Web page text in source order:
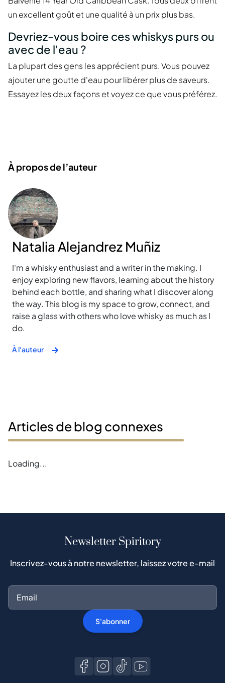
un excellent goût et une qualité à un prix plus bas.
Devriez-vous boire ces whiskys purs ou
avec de l'eau ?
La plupart des gens les apprécient purs. Vous pouvez
ajouter une goutte d'eau pour libérer plus de saveurs.
Essayez les deux façons et voyez ce que vous préférez.
À propos de l’auteur
Natalia Alejandrez Muñiz
I'm a whisky enthusiast and a writer in the making. I
enjoy exploring new flavors, learning about the history
behind each bottle, and sharing what I discover along
the way. This blog is my space to grow, connect, and
raise a glass with others who love whisky as much as I
do.
À l'auteur
Articles de blog connexes
Error loading blogs
Newsletter Spiritory
Inscrivez-vous à notre newsletter, laissez votre e-mail
S'abonner